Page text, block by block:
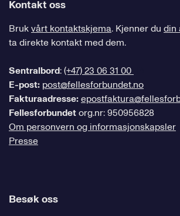
Kontakt oss
Brukvårt kontaktskjema. Kjenner du din
ta direkte kontakt med dem.
Sentralbord:(+47) 23 06 31 00
E-post: post@fellesforbundet.no
Fakturaadresse:
Fellesforbundetorg.nr: 950956828
Om personvern og informasjonskapsler
Presse
Besøk oss